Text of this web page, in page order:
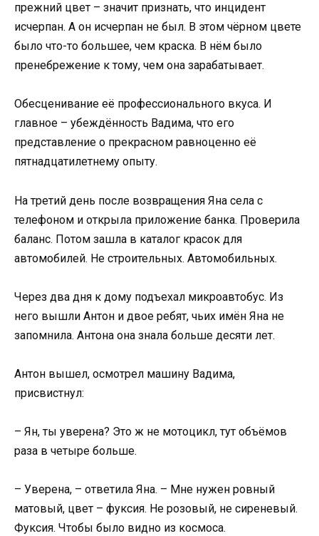
прежний цвет – значит признать, что инцидент
исчерпан. А он исчерпан не был. В этом чёрном цвете
было что-то большее, чем краска. В нём было
пренебрежение к тому, чем она зарабатывает.
Обесценивание её профессионального вкуса. И
главное – убеждённость Вадима, что его
представление о прекрасном равноценно её
пятнадцатилетнему опыту.
На третий день после возвращения Яна села с
телефоном и открыла приложение банка. Проверила
баланс. Потом зашла в каталог красок для
автомобилей. Не строительных. Автомобильных.
Через два дня к дому подъехал микроавтобус. Из
него вышли Антон и двое ребят, чьих имён Яна не
запомнила. Антона она знала больше десяти лет.
Антон вышел, осмотрел машину Вадима,
присвистнул:
– Ян, ты уверена? Это ж не мотоцикл, тут объёмов
раза в четыре больше.
– Уверена, – ответила Яна. – Мне нужен ровный
матовый, цвет – фуксия. Не розовый, не сиреневый.
Фуксия. Чтобы было видно из космоса.